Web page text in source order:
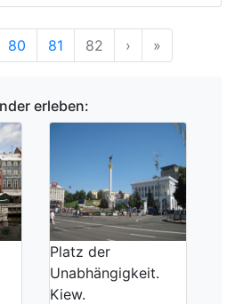
80 81 82 ›Nächste
»Ende
erleben:
Platz der
Unabhängigkeit.
Kiew.